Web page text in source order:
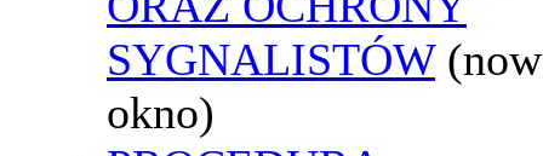
SYGNALISTÓW
okno)